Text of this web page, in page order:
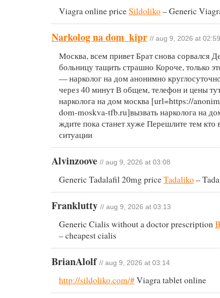
Viagra online priceSildoliko– Generic
Narkolog na dom_kipr // aug 9, 2026 at 02:59
Москва, всем привет Брат снова сорвался
больницу тащить страшно Короче, только
— нарколог на дом анонимно
через 40 минут В общем, телефон и цены
нарколога на дом москва [url=https://
dom-moskva-tfb.ru]вызвать нарколога на
ждите пока станет хуже Перешлите тем кто
ситуации
Alvinzoove // aug 9, 2026 at 03:08
Generic Tadalafil 20mg priceTadaliko–
Franklutty // aug 9, 2026 at 03:13
Generic Cialis without a doctor prescription
– cheapest cialis
BrianAlolf // aug 9, 2026 at 03:14
http://sildoliko.com/#Viagra tablet online